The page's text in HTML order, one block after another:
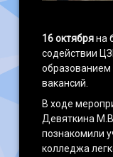
16 октябряна
содействии
вакансий.
В ходе
Девяткина
познакомили
колледжа